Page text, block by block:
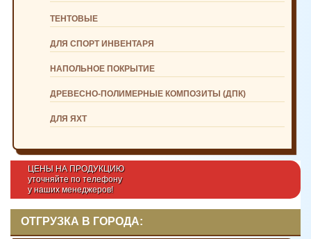
ТЕНТОВЫЕ
ДЛЯ СПОРТ ИНВЕНТАРЯ
НАПОЛЬНОЕ ПОКРЫТИЕ
ДРЕВЕСНО-ПОЛИМЕРНЫЕ КОМПОЗИТЫ (ДПК)
ДЛЯ ЯХТ
ЦЕНЫ НА ПРОДУКЦИЮ
уточняйте по телефону
у наших менеджеров!
ОТГРУЗКА В ГОРОДА: